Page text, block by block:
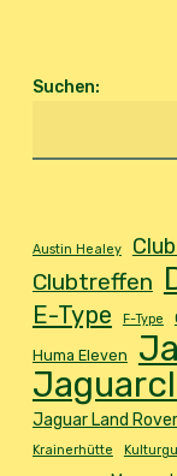
Suchen:
Austin Healey
Clubtreffen
E-Type F-Type
Huma Eleven
Jaguar Land Rover
Krainerhütte